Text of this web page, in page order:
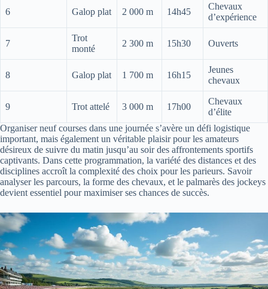
6 Galop plat 2 000 m 14h45
Chevaux
d’expérience
7
Trot
monté
2 300 m 15h30 Ouverts
8 Galop plat 1 700 m 16h15
Jeunes
chevaux
9 Trot attelé 3 000 m 17h00
Chevaux
d’élite
Organiser neuf courses dans une journée s’avère un défi logistique
important, mais également un véritable plaisir pour les amateurs
désireux de suivre du matin jusqu’au soir des affrontements sportifs
captivants. Dans cette programmation, la variété des distances et des
disciplines accroît la complexité des choix pour les parieurs. Savoir
analyser les parcours, la forme des chevaux, et le palmarès des jockeys
devient essentiel pour maximiser ses chances de succès.